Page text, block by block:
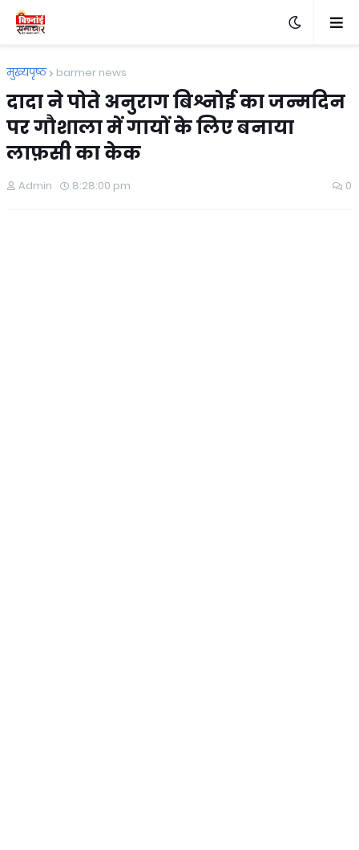
मुख्यपृष्ठ barmer news
दादा ने पोते अनुराग बिश्नोई का जन्मदिन
पर गौशाला में गायों के लिए बनाया
लाफ़सी का केक
Admin 8:28:00 pm 0